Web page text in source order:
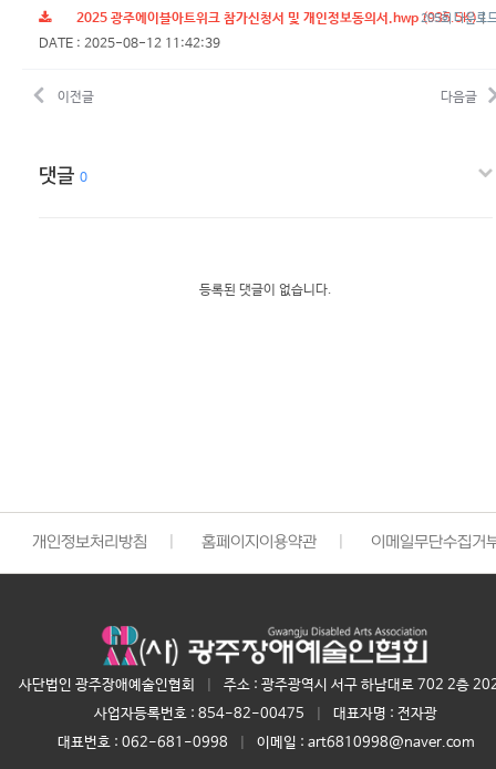
2025 광주에이블아트위크 참가신청서 및 개인정보동의서.hwp(935.5K)
205회 다운로
|
DATE : 2025-08-12 11:42:39
이전글 다음글
댓글 0
등록된 댓글이 없습니다.
개인정보처리방침 홈페이지이용약관 이메일무단수집거
사단법인 광주장애예술인협회
주소 : 광주광역시 서구 하남대로 702 2층
사업자등록번호 : 854-82-00475 대표자명 : 전자광
대표번호 : 062-681-0998 이메일 : art6810998@naver.com